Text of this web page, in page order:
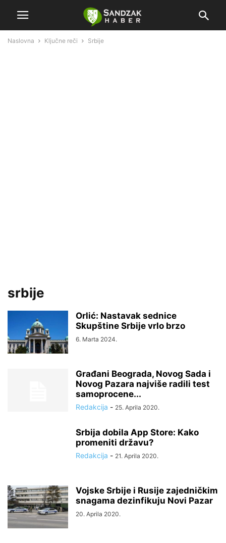
Naslovna Ključne reči Srbije
srbije
Orlić: Nastavak sednice
Skupštine Srbije vrlo brzo
6. Marta 2024.
Građani Beograda, Novog Sada i
Novog Pazara najviše radili test
samoprocene...
Redakcija - 25. Aprila 2020.
Srbija dobila App Store: Kako
promeniti državu?
Redakcija - 21. Aprila 2020.
Vojske Srbije i Rusije zajedničkim
snagama dezinfikuju Novi Pazar
20. Aprila 2020.